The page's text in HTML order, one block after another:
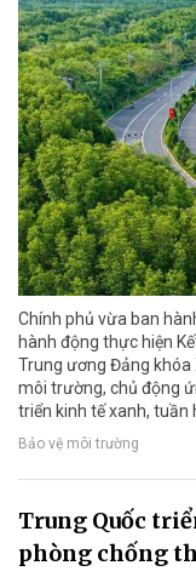
Chính phủ vừa ban
hành động thực hiện
Trung ương Đảng khóa
môi trường, chủ động
triển kinh tế xanh, tuần
Bảo vệ môi trường
Trung Quốc
phòng chống